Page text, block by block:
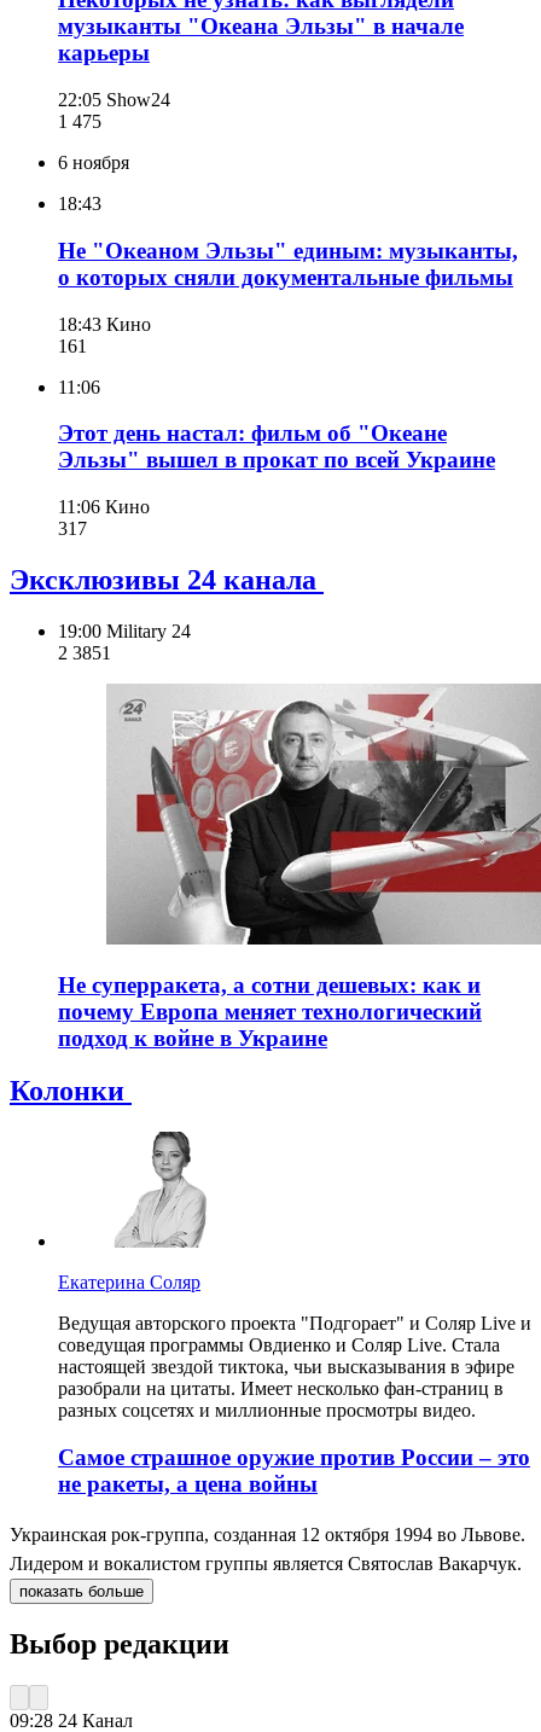
музыканты "Океана Эльзы" в начале
карьеры
22:05 Show24
1 475
6 ноября
18:43
Не "Океаном Эльзы" единым: музыканты,
о которых сняли документальные фильмы
18:43 Кино
161
11:06
Этот день настал: фильм об "Океане
Эльзы" вышел в прокат по всей Украине
11:06 Кино
317
Эксклюзивы 24 канала
19:00 Military 24
2 3851
Не суперракета, а сотни дешевых: как и
почему Европа меняет технологический
подход к войне в Украине
Колонки
Екатерина Соляр
Ведущая авторского проекта "Подгорает" и Соляр Live и
соведущая программы Овдиенко и Соляр Live. Стала
настоящей звездой тиктока, чьи высказывания в эфире
разобрали на цитаты. Имеет несколько фан-страниц в
разных соцсетях и миллионные просмотры видео.
Самое страшное оружие против России – это
не ракеты, а цена войны
Украинская рок-группа, созданная 12 октября 1994 во Львове.
Лидером и вокалистом группы является Святослав Вакарчук.
показать больше
Выбор редакции
09:28 24 Канал